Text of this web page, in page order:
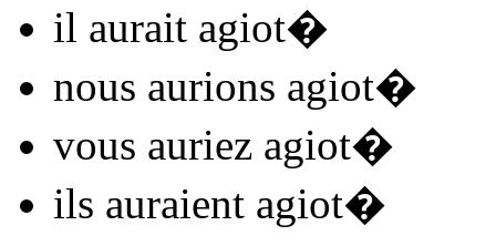
il aurait agiot�
nous aurions agiot�
vous auriez agiot�
ils auraient agiot�